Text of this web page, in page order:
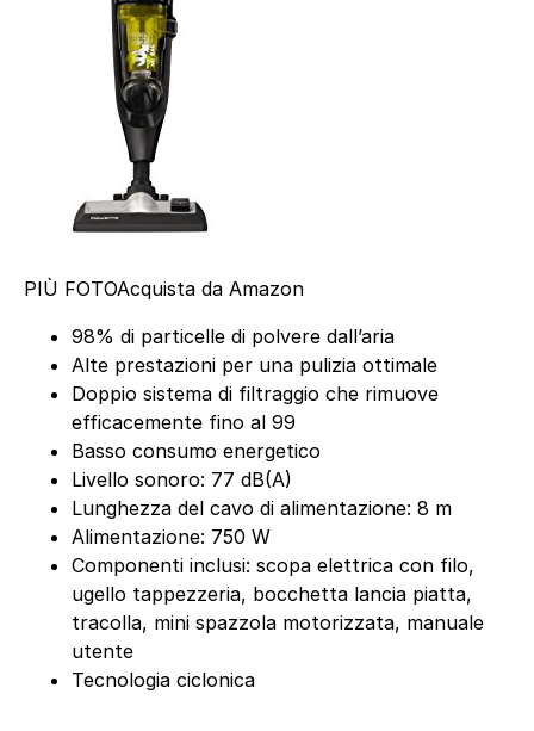
PIÙ FOTOAcquista da Amazon
98% di particelle di polvere dall’aria
Alte prestazioni per una pulizia ottimale
Doppio sistema di filtraggio che rimuove
efficacemente fino al 99
Basso consumo energetico
Livello sonoro: 77 dB(A)
Lunghezza del cavo di alimentazione: 8 m
Alimentazione: 750 W
Componenti inclusi: scopa elettrica con filo,
ugello tappezzeria, bocchetta lancia piatta,
tracolla, mini spazzola motorizzata, manuale
utente
Tecnologia ciclonica